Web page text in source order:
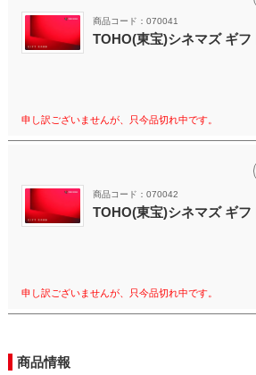
商品コード：070041
TOHO(東宝)シネマズ ギフ
申し訳ございませんが、只今品切れ中です。
商品コード：070042
TOHO(東宝)シネマズ ギフ
申し訳ございませんが、只今品切れ中です。
商品情報